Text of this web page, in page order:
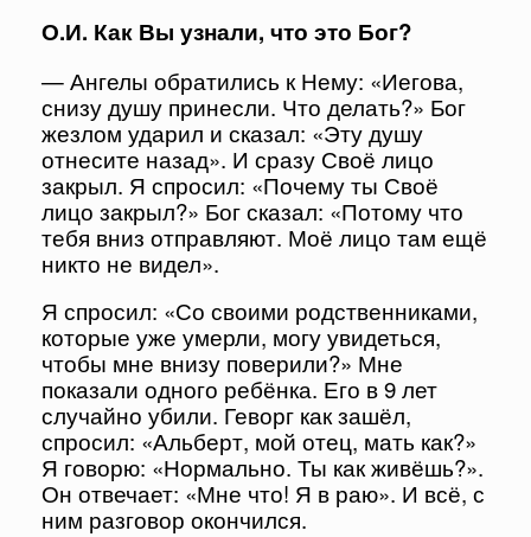
О.И. Как Вы узнали, что это Бог?
— Ангелы обратились к Нему: «Иегова,
снизу душу принесли. Что делать?» Бог
жезлом ударил и сказал: «Эту душу
отнесите назад». И сразу Своё лицо
закрыл. Я спросил: «Почему ты Своё
лицо закрыл?» Бог сказал: «Потому что
тебя вниз отправляют. Моё лицо там ещё
никто не видел».
Я спросил: «Со своими родственниками,
которые уже умерли, могу увидеться,
чтобы мне внизу поверили?» Мне
показали одного ребёнка. Его в 9 лет
случайно убили. Геворг как зашёл,
спросил: «Альберт, мой отец, мать как?»
Я говорю: «Нормально. Ты как живёшь?».
Он отвечает: «Мне что! Я в раю». И всё, с
ним разговор окончился.